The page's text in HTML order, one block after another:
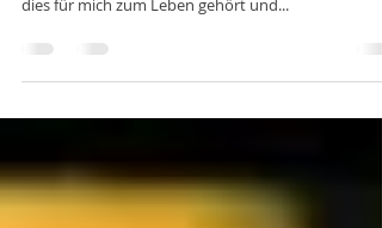
Ein neues Abenteuer
Auszeit, Sabattical, langer Urlaub… oder wie man es
dies für mich zum Leben gehört und...